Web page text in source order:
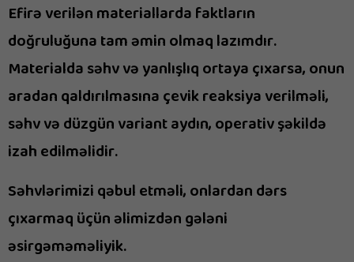
Efirə verilən materiallarda faktların
doğruluğuna tam əmin olmaq lazımdır.
Materialda səhv və yanlışlıq ortaya çıxarsa, onun
aradan qaldırılmasına çevik reaksiya verilməli,
səhv və düzgün variant aydın, operativ şəkildə
izah edilməlidir.
Səhvlərimizi qəbul etməli, onlardan dərs
çıxarmaq üçün əlimizdən gələni
əsirgəməməliyik.